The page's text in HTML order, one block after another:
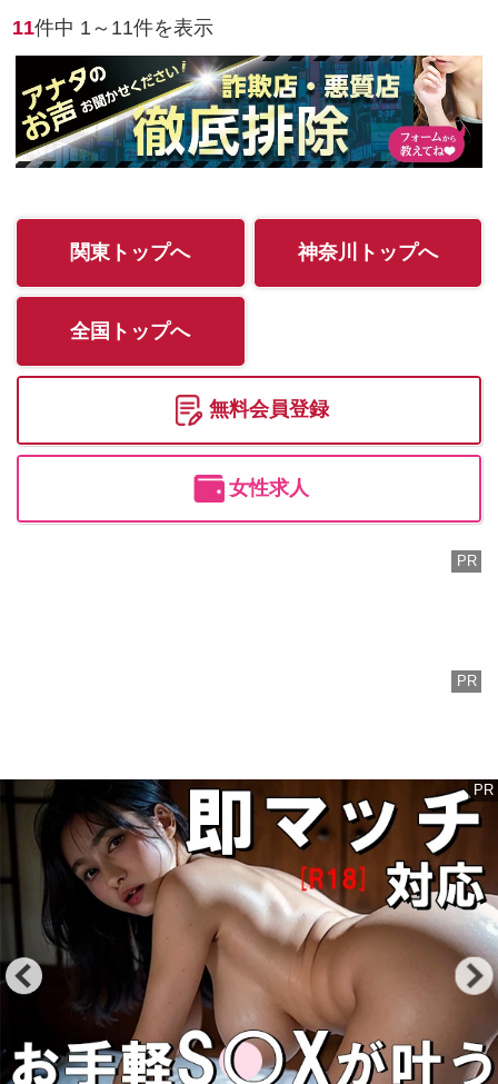
9:00～） 日曜日→10：00～
https://hitodumanoshiro.com/
スになりますm(__)m ★合い
言葉★ 【割引ハイブリッ
ド！】 とお電話の際にお伝え
くださいm(__)m 豪華メンバ
ー４０名以上出勤しておりま
イトまで！ ★無料でメルマガ
入会して特典GET ◆コース
動画 その他特典盛りだくさん
ります スタッフ一同まごころ
込めて接客致します
11件中 1～11件を表示
関東トップへ 神奈川トップへ
全国トップへ
無料会員登録
女性求人